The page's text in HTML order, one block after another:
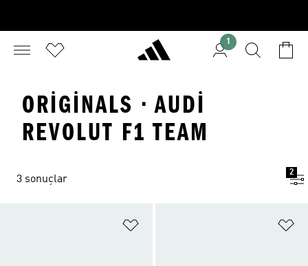
1
ORIGINALS · AUDI
REVOLUT F1 TEAM
3 sonuçlar
2